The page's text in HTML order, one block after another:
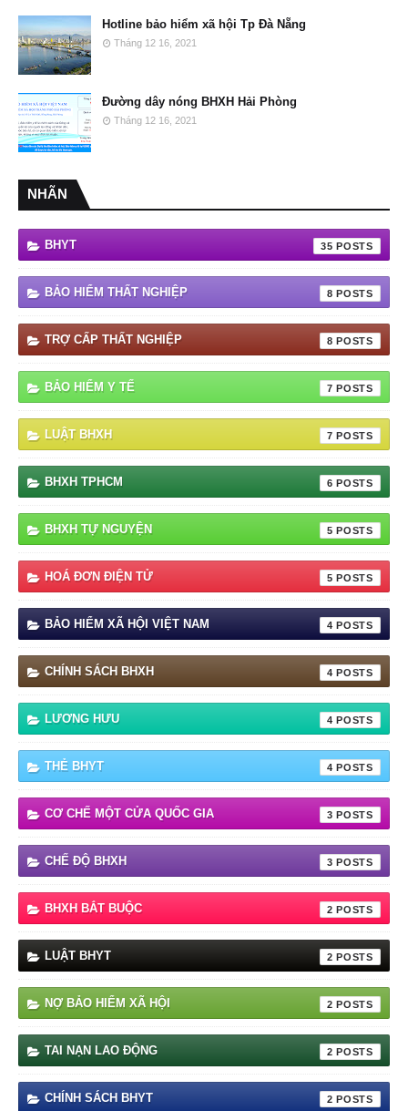
Hotline bảo hiểm xã hội Tp Đà Nẵng
Tháng 12 16, 2021
Đường dây nóng BHXH Hải Phòng
Tháng 12 16, 2021
NHÃN
BHYT 35
BẢO HIỂM THẤT NGHIỆP 8
TRỢ CẤP THẤT NGHIỆP 8
BẢO HIỂM Y TẾ 7
LUẬT BHXH 7
BHXH TPHCM 6
BHXH TỰ NGUYỆN 5
HOÁ ĐƠN ĐIỆN TỬ 5
BẢO HIỂM XÃ HỘI VIỆT NAM 4
CHÍNH SÁCH BHXH 4
LƯƠNG HƯU 4
THẺ BHYT 4
CƠ CHẾ MỘT CỬA QUỐC GIA 3
CHẾ ĐỘ BHXH 3
BHXH BẮT BUỘC 2
LUẬT BHYT 2
NỢ BẢO HIỂM XÃ HỘI 2
TAI NẠN LAO ĐỘNG 2
CHÍNH SÁCH BHYT 2